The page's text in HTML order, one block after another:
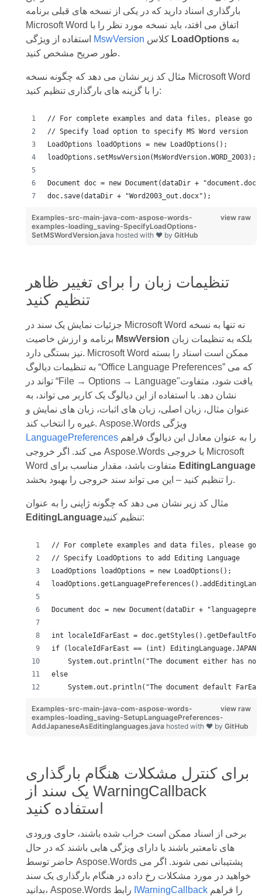
بارگذاری اسناد دارید که در یکی از نسخه های قبلی برنامه
Microsoft Word اتفاق می افتد، باید نسخه مورد نظر را با
MswVersion کلاس LoadOptionsبه
طور صریح مشخص کنید.
مثال کد زیر نشان می دهد که چگونه نسخه Microsoft Word
را با گزینه های بارگذاری تنظیم کنید:
// For complete examples and data files, please go
// Specify load option to specify MS Word version
LoadOptions loadOptions = new LoadOptions();
loadOptions.setMswVersion(MsWordVersion.WORD_2003);
Document doc = new Document(dataDir +
doc.save(dataDir + "Word2003_out.docx");
view raw
Examples-src-main-java-com-aspose-words-
examples-loading_saving-SpecifyLoadOptions-
SetMSWordVersion.java hosted with ❤ by GitHub
تنظیمات زبان را برای تغییر ظاهر
تنظیم کنید
جزئیات نمایش یک سند در Microsoft Word نه تنها به نسخه
MswVersion
نیز بستگی دارد. Microsoft Word ممکن است اسناد را بسته
به تنظیمات دیالوگ “Office Language Preferences” که می
تواند در “File → Options → Language"یافت شود، متفاوت
نشان دهد. با استفاده از این دیالوگ یک کاربر می تواند، به
عنوان مثال، زبان اصلی، زبان های اثبات، زبان های نمایش و
غیره را انتخاب کند. Aspose.Words ویژگی
LanguagePreferencesرا به عنوان معادل این دیالوگ فراهم
می کند. اگر خروجی Aspose.Words با خروجی Microsoft
EditingLanguage
را تنظیم کنید – این می تواند سند خروجی را بهبود بخشد.
مثال کد زیر نشان می دهد که چگونه ژاپنی را به عنوان
EditingLanguage
تنظیم کنید:
// For complete examples and data files, please go
// Specify LoadOptions to add Editing Language
LoadOptions loadOptions = new LoadOptions();
Document doc = new Document(dataDir +
int localeIdFarEast =
if (localeIdFarEast == (int)
System.out.println("The document either has
else
System.out.println("The document default
view raw
Examples-src-main-java-com-aspose-words-
examples-loading_saving-SetupLanguagePreferences-
AddJapaneseAsEditinglanguages.java hosted with ❤ by GitHub
برای کنترل مشکلات هنگام بارگذاری
یک سند از WarningCallback
برخی از اسناد ممکن است خراب شده باشند، حاوی ورودی
های نامعتبر باشند یا دارای ویژگی هایی باشند که در حال
حاضر توسط Aspose.Words پشتیبانی نمی شوند. اگر می
خواهید در مورد مشکلات رخ داده در هنگام بارگذاری یک سند
IWarningCallbackرا فراهم